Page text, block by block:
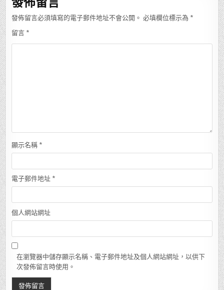
發佈留言必須填寫的電子郵件地址不會公開。 必填欄位標示為 *
留言 *
顯示名稱 *
電子郵件地址 *
個人網站網址
在瀏覽器中儲存顯示名稱、電子郵件地址及個人網站網址，以供下
次發佈留言時使用。